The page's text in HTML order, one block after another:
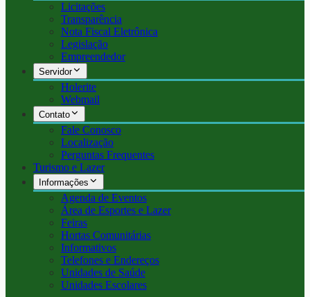
Licitações
Transparência
Nota Fiscal Eletrônica
Legislação
Empreendedor
Servidor
Holerite
Webmail
Contato
Fale Conosco
Localização
Perguntas Frequentes
Turismo e Lazer
Informações
Agenda de Eventos
Área de Esportes e Lazer
Feiras
Hortas Comunitárias
Informativos
Telefones e Endereços
Unidades de Saúde
Unidades Escolares